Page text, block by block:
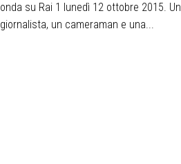
onda su Rai 1 lunedì 12 ottobre 2015. Un
giornalista, un cameraman e una...